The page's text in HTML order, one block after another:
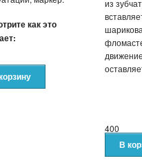
как это
из
400